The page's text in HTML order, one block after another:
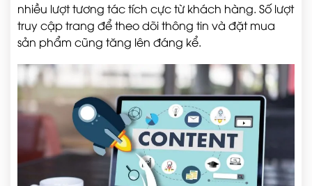
nhiều lượt tương tác tích cực từ khách hàng. Số lượt
truy cập trang để theo dõi thông tin và đặt mua
sản phẩm cũng tăng lên đáng kể.